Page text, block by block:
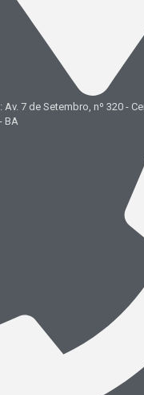
Av. 7 de Setembro, nº 320 -
BA